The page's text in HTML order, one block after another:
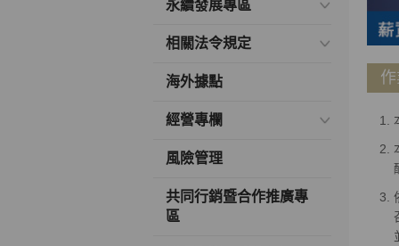
永續發展專區
相關法令規定
海外據點
經營專欄
風險管理
共同行銷暨合作推廣專
區